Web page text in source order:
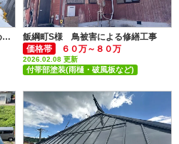
飯綱町M様 スノーネット、雪止めアングル取付工事
飯綱町S様 鳥被害による修繕工事
価格帯
６０万～８０万
2026.02.08 更新
付帯部塗装(雨樋・破風板など)